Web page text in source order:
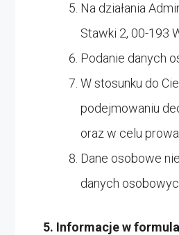
Na działania
Stawki 2, 00-193
Podanie danych
W stosunku do
podejmowaniu
oraz w celu
Dane osobowe
danych
5. Informacje w